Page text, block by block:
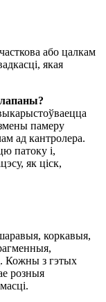
або цалкам
якая
памеру
ад кантролера.
патоку і,
як ціск,
коркавыя,
Кожны з гэтых
розныя